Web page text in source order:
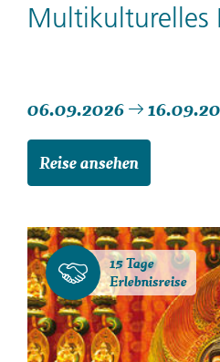
Multikulturelles
06.09.2026
Reise ansehen
15 Tage
Erlebnisreise